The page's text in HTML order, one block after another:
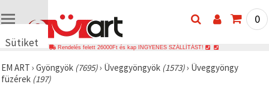
Sütiket
🍪 Cookie-
kat és
0
Rendelés felett 26000Ft és kap INGYENES SZÁLLÍTÁST!
EM ART › Gyöngyök (7695)› Üveggyöngyök (1573)› Üveggyöngy
füzérek (197)